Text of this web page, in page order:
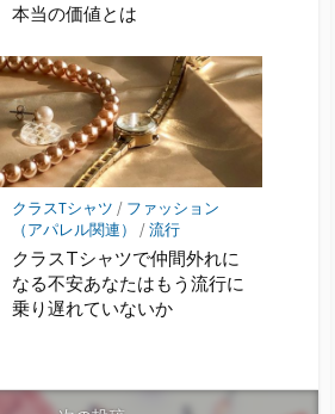
本当の価値とは
クラスTシャツ / ファッション
（アパレル関連）
/流行
クラスTシャツで仲間外れに
なる不安あなたはもう流行に
乗り遅れていないか